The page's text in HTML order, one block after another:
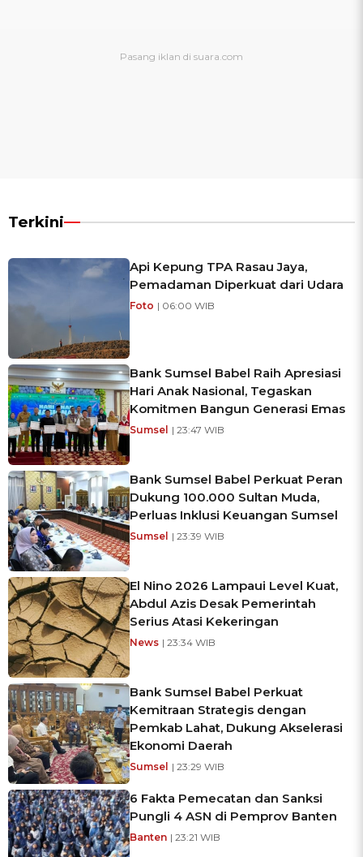
Terkini
Api Kepung TPA Rasau Jaya,
Pemadaman Diperkuat dari Udara
Foto | 06:00 WIB
Bank Sumsel Babel Raih Apresiasi
Hari Anak Nasional, Tegaskan
Komitmen Bangun Generasi Emas
Sumsel | 23:47 WIB
Bank Sumsel Babel Perkuat Peran
Dukung 100.000 Sultan Muda,
Perluas Inklusi Keuangan Sumsel
Sumsel | 23:39 WIB
El Nino 2026 Lampaui Level Kuat,
Abdul Azis Desak Pemerintah
Serius Atasi Kekeringan
News | 23:34 WIB
Bank Sumsel Babel Perkuat
Kemitraan Strategis dengan
Pemkab Lahat, Dukung Akselerasi
Ekonomi Daerah
Sumsel | 23:29 WIB
6 Fakta Pemecatan dan Sanksi
Pungli 4 ASN di Pemprov Banten
Banten | 23:21 WIB